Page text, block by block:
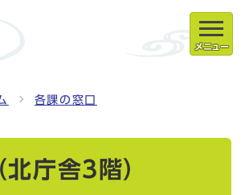
メニュー
各課の窓口
庁舎3階）